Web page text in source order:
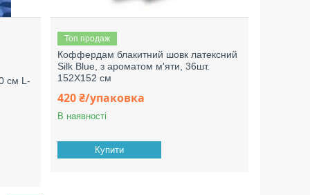
см L-
Топ продаж
Коффердам блакитний шовк латексний
Silk Blue, з ароматом м'яти, 36шт.
152X152 см
420 ₴/упаковка
В наявності
Купити